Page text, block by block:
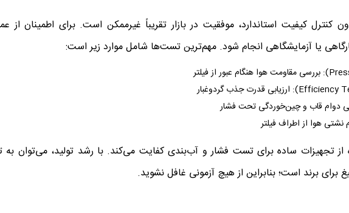
کنترل کیفیت استاندارد، موفقیت در بازار تقریباً غیرممکن است. برای اطمینان از
یا آزمایشگاهی انجام شود. مهم‌ترین تست‌ها شامل موارد زیر است:
دوام قاب و چین‌خوردگی تحت فشار
هوا از اطراف فیلتر
از تجهیزات ساده برای تست فشار و آب‌بندی کفایت می‌کند. با رشد تولید، می‌توان
برند است؛ بنابراین از هیچ آزمونی غافل نشوید.